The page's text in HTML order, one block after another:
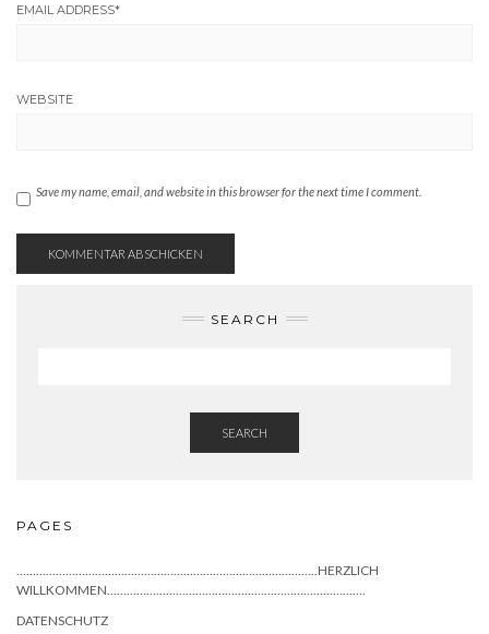
EMAIL ADDRESS*
WEBSITE
Save my name, email, and website in this browser for the next time I comment.
SEARCH
SEARCH
PAGES
………………………………………………………………………………..HERZLICH
WILLKOMMEN…………………………………………………………………….
DATENSCHUTZ